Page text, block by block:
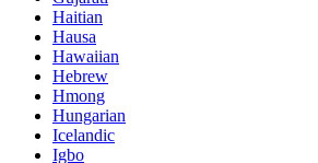
Haitian
Hausa
Hawaiian
Hebrew
Hmong
Hungarian
Icelandic
Igbo